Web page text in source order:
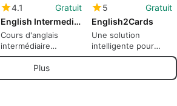
4.1
Gratuit
English Intermediate Courses
Cours d'anglais
intermédiaire
gratuits pour
Windows
5
Gratuit
English2Cards
Une solution
intelligente pour
parler anglais
Plus